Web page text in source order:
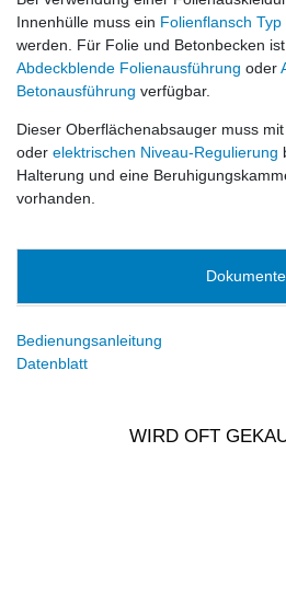
Innenhülle muss ein Folienflansch Typ
werden. Für Folie und Betonbecken
Abdeckblende Folienausführung oder
Betonausführung verfügbar.
Dieser Oberflächenabsauger muss
oder elektrischen Niveau-Regulierung
Halterung und eine
vorhanden.
Dokumente
Bedienungsanleitung
Datenblatt
WIRD OFT